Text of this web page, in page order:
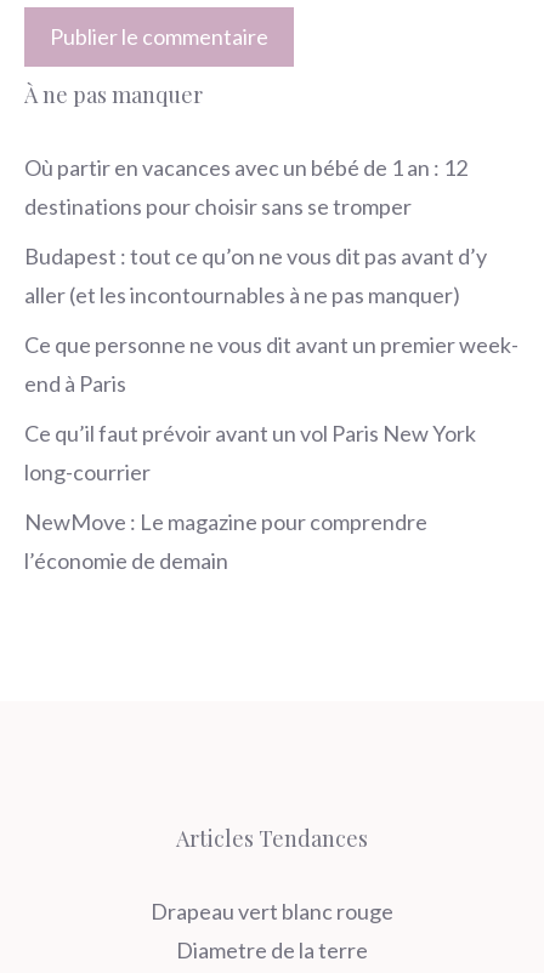
À ne pas manquer
Où partir en vacances avec un bébé de 1 an : 12
destinations pour choisir sans se tromper
Budapest : tout ce qu’on ne vous dit pas avant d’y
aller (et les incontournables à ne pas manquer)
Ce que personne ne vous dit avant un premier week-
end à Paris
Ce qu’il faut prévoir avant un vol Paris New York
long-courrier
NewMove : Le magazine pour comprendre
l’économie de demain
Articles Tendances
Drapeau vert blanc rouge
Diametre de la terre